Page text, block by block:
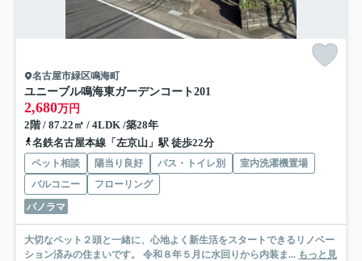
名古屋市緑区鳴海町
ユニーブル鳴海東ガーデンコート201
2,680万円
2階 / 87.22㎡ / 4LDK /築28年
名鉄名古屋本線「左京山」駅 徒歩22分
ペット相談 陽当り良好 バス・トイレ別
室内洗濯機置場
バルコニー
フローリング
パノラマ
大切なペット２頭と一緒に、心地よく新生活をスタートできるリノベー
ション済みの住まいです。 令和８年５月に水回りから内装ま... もっと見